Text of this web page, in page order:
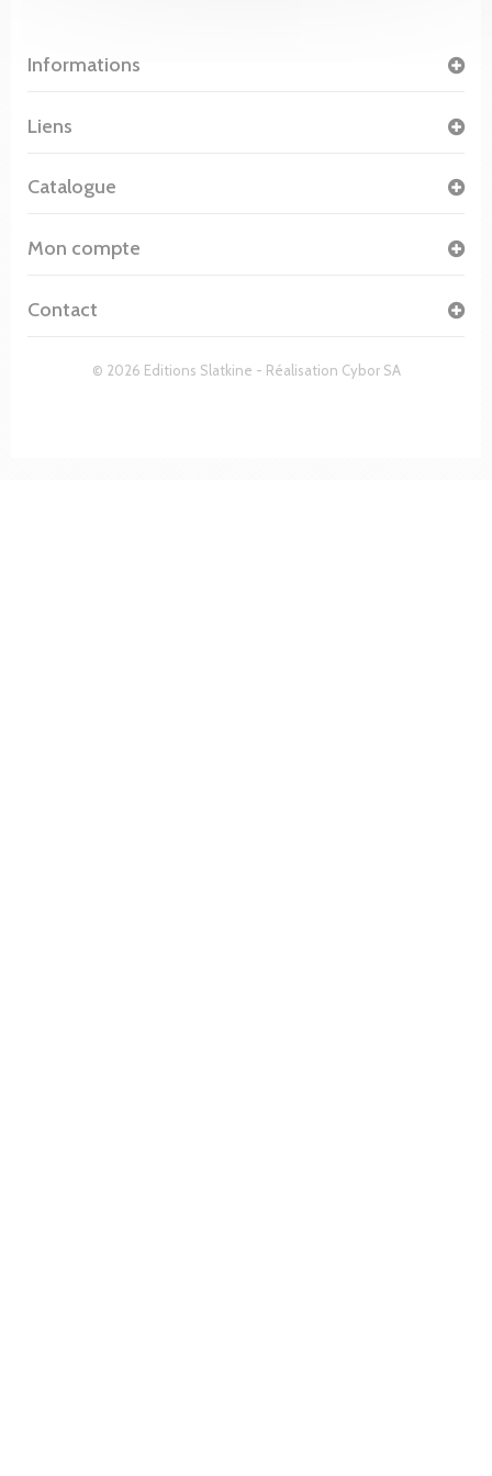
Informations
© 2026 Editions Slatkine - Réalisation Cybor SA
Liens
Catalogue
Mon compte
Contact